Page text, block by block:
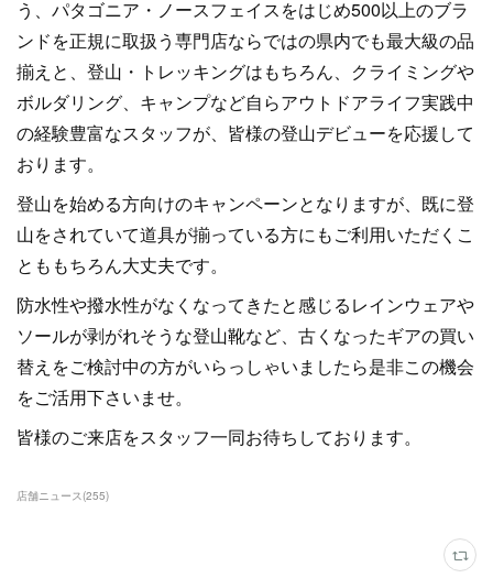
う、パタゴニア・ノースフェイスをはじめ500以上のブラ
ンドを正規に取扱う専門店ならではの県内でも最大級の品
揃えと、登山・トレッキングはもちろん、クライミングや
ボルダリング、キャンプなど自らアウトドアライフ実践中
の経験豊富なスタッフが、皆様の登山デビューを応援して
おります。
登山を始める方向けのキャンペーンとなりますが、既に登
山をされていて道具が揃っている方にもご利用いただくこ
とももちろん大丈夫です。
防水性や撥水性がなくなってきたと感じるレインウェアや
ソールが剥がれそうな登山靴など、古くなったギアの買い
替えをご検討中の方がいらっしゃいましたら是非この機会
をご活用下さいませ。
皆様のご来店をスタッフ一同お待ちしております。
店舗ニュース(255)